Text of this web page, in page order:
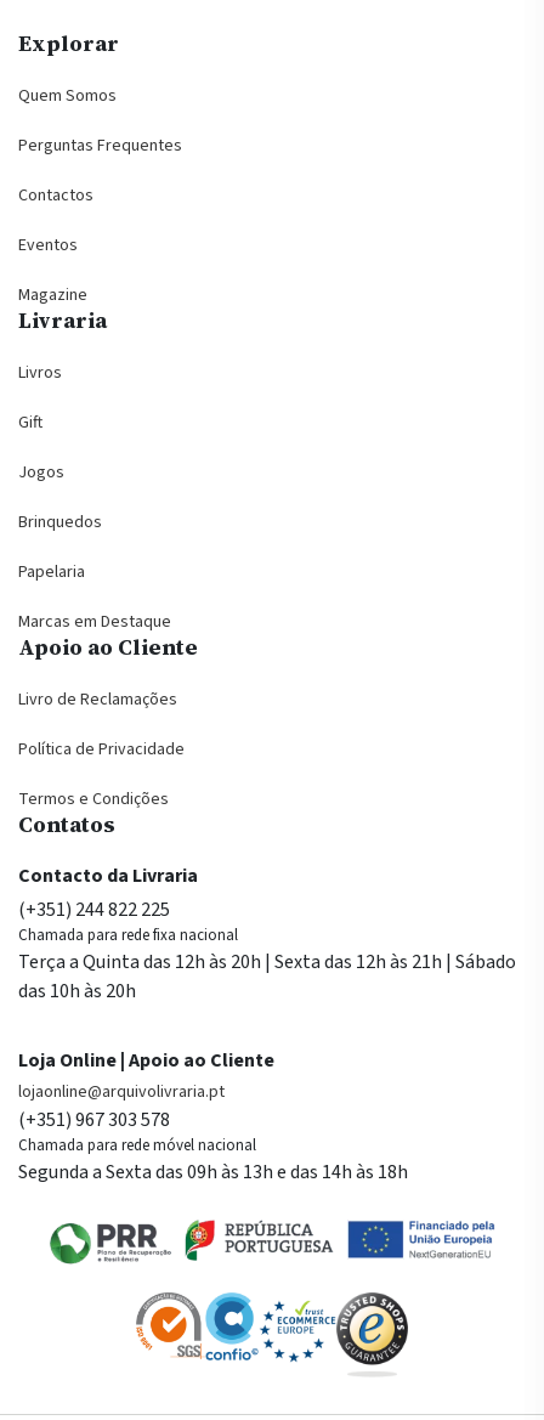
Explorar
Quem Somos
Perguntas Frequentes
Contactos
Eventos
Magazine
Livraria
Livros
Gift
Jogos
Brinquedos
Papelaria
Marcas em Destaque
Apoio ao Cliente
Livro de Reclamações
Política de Privacidade
Termos e Condições
Contatos
Contacto da Livraria
(+351) 244 822 225
Chamada para rede fixa nacional
Terça a Quinta das 12h às 20h | Sexta das 12h às 21h | Sábado
das 10h às 20h
Loja Online | Apoio ao Cliente
lojaonline@arquivolivraria.pt
(+351) 967 303 578
Chamada para rede móvel nacional
Segunda a Sexta das 09h às 13h e das 14h às 18h